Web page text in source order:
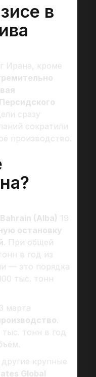
в
Ирана, кроме
сразу
сократили
производство.
(Alba) 19
остановку
. При общей
в год из
— это порядка
тыс. тонн
марта
.
тонн в год
крупные
Global